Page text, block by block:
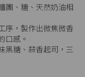
團、糖、天然奶油相
序，製作出微焦微香
口感。
黑糖、蒜香起司，三